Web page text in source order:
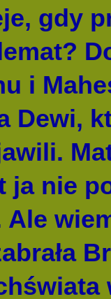
gdy
i
Dewi,
ja nie